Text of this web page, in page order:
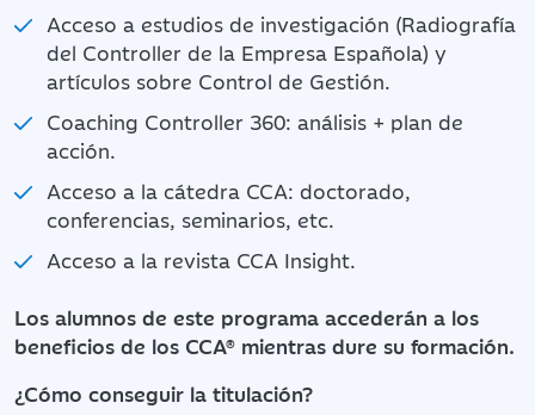
Acceso a estudios de investigación (Radiografía
del Controller de la Empresa Española) y
artículos sobre Control de Gestión.
Coaching Controller 360: análisis + plan de
acción.
Acceso a la cátedra CCA: doctorado,
conferencias, seminarios, etc.
Acceso a la revista CCA Insight.
Los alumnos de este programa accederán a los
beneficios de los CCA® mientras dure su formación.
¿Cómo conseguir la titulación?